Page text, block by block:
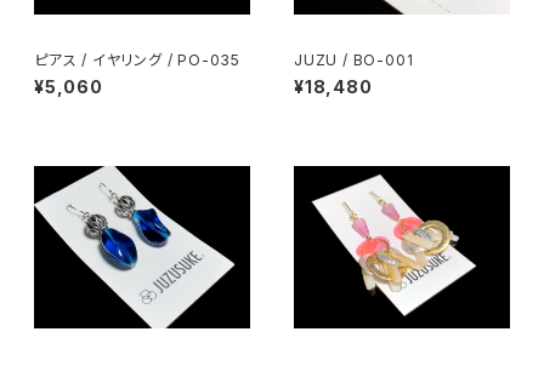
ピアス / イヤリング / PO-035
¥5,060
JUZU / BO-001
¥18,480